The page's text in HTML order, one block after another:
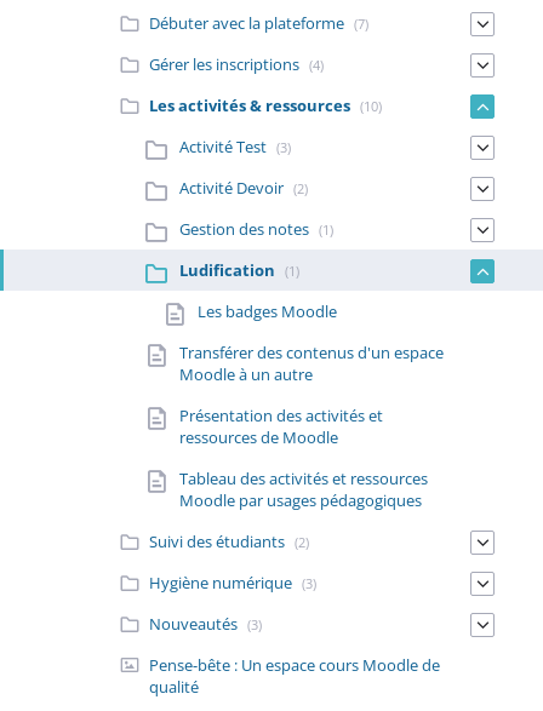
Débuter avec la plateforme (7)
Gérer les inscriptions (4)
Les activités & ressources (10)
Activité Test (3)
Activité Devoir (2)
Gestion des notes (1)
Ludification (1)
Les badges Moodle
Transférer des contenus d'un espace
Moodle à un autre
Présentation des activités et
ressources de Moodle
Tableau des activités et ressources
Moodle par usages pédagogiques
Suivi des étudiants (2)
Hygiène numérique (3)
Nouveautés (3)
Pense-bête : Un espace cours Moodle de
qualité